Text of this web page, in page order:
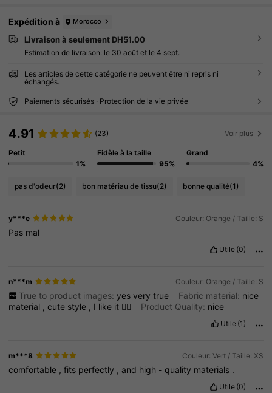
Expédition à Morocco
Livraison à seulement DH51.00
Estimation de livraison: le 30 août et le 4 sept.
Les articles de cette catégorie ne peuvent être ni repris ni
échangés.
Paiements sécurisés · Protection de la vie privée
4.91 (23) Voir plus
Petit
1%
Fidèle à la taille
95%
Grand
4%
pas d'odeur(2) bon matériau de tissu(2) bonne qualité(1)
y***e Couleur: Orange / Taille: S
Pas mal
Utile (0)
n***m Couleur: Orange / Taille: S
True to product images: yes very true Fabric material: nice
material ,cute style , I like it 👍🏼 Product Quality: nice
Utile (1)
m***8 Couleur: Vert / Taille: XS
comfortable ,fits perfectly , and high -quality materials .
Utile (0)